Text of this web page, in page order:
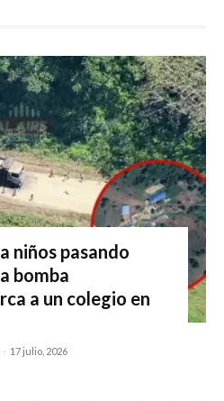
niños pasando
bomba
a un colegio en
- 17 julio, 2026